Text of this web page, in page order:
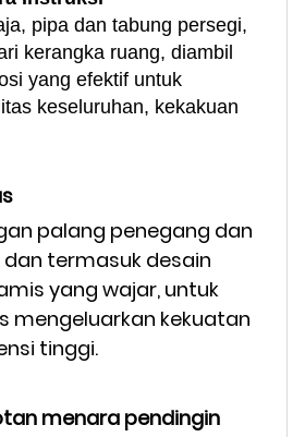
pipa dan tabung persegi,
kerangka ruang, diambil
yang efektif untuk
keseluruhan, kekakuan
palang penegang dan
termasuk desain
yang wajar, untuk
mengeluarkan kekuatan
tinggi.
menara pendingin